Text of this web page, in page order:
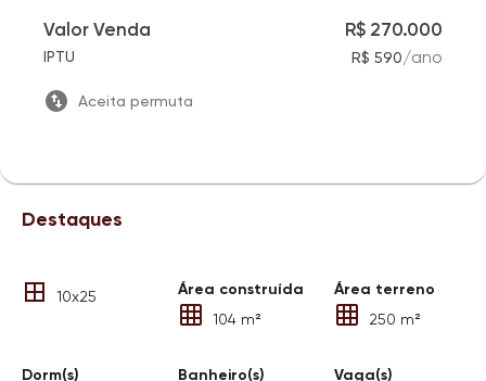
Valor Venda R$ 270.000
IPTU R$ 590/ano
Aceita permuta
Destaques
10x25 Área construída
104 m²
Área terreno
250 m²
Dorm(s) Banheiro(s) Vaga(s)